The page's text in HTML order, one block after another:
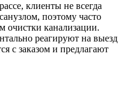
клиенты не всегда
поэтому часто
очистки канализации.
реагируют на выезд
с заказом и предлагают